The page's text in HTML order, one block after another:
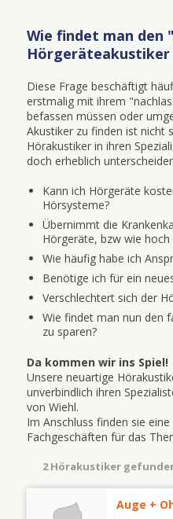
Wie findet man den
Hörgeräteakustiker
Diese Frage beschäftigt
erstmalig mit ihrem
befassen müssen oder
Akustiker zu finden ist nicht
Hörakustiker in ihren
doch erheblich
Kann ich Hörgeräte
Hörsysteme?
Übernimmt die
Hörgeräte, bzw wie hoch
Wie häufig habe ich
Benötige ich für ein
Verschlechtert sich der
Wie findet man nun den
zu sparen?
Da kommen wir ins Spiel!
Unsere neuartige
unverbindlich ihren
von Wiehl.
Im Anschluss finden sie
Fachgeschäften für das
2 Hörakustiker
Auge +